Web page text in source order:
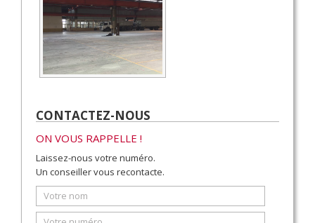
CONTACTEZ-NOUS
ON VOUS RAPPELLE !
Laissez-nous votre numéro.
Un conseiller vous recontacte.